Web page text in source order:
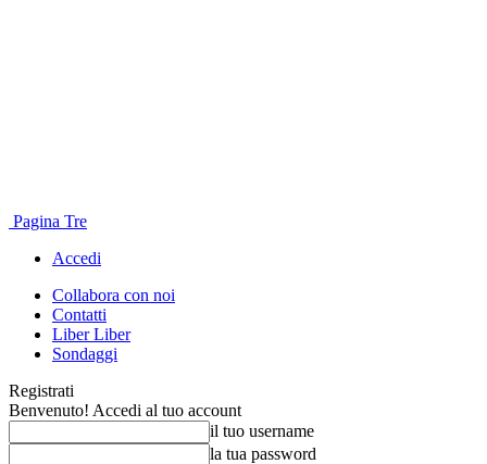
Pagina Tre
Accedi
Collabora con noi
Contatti
Liber Liber
Sondaggi
Registrati
Benvenuto! Accedi al tuo account
il tuo username
la tua password